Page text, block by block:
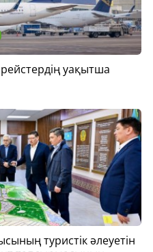
уақытша
туристік әлеуетін